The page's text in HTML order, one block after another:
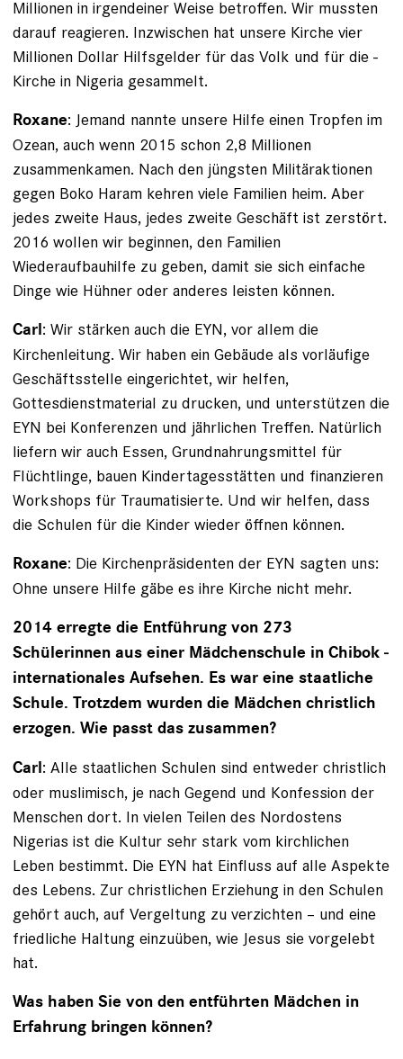
Millionen in irgend­einer Weise betroffen. Wir mussten
darauf reagieren. Inzwischen hat unsere Kirche vier
Millionen Dollar Hilfsgelder für das Volk und für die ­
Kirche in Nigeria gesammelt.
Roxane: Jemand nannte unsere Hilfe einen Tropfen im
Ozean, auch wenn 2015 schon 2,8 Millionen
zusammenkamen. Nach den jüngsten Militäraktionen
gegen Boko Haram kehren viele Familien heim. Aber
jedes zweite Haus, ­jedes zweite Geschäft ist zerstört.
2016 wollen wir beginnen, den Familien
Wiederaufbauhilfe zu geben, damit sie sich einfache
Dinge wie Hühner oder anderes leisten können.
Carl: Wir stärken auch die EYN, vor allem die
Kirchenleitung. Wir haben ein Gebäude als vorläufige
Geschäftsstelle eingerichtet, wir helfen,
Gottesdienstmaterial zu drucken, und unter­stützen die
EYN bei Konferenzen und jährlichen Treffen. Natürlich
liefern wir auch Essen, Grundnahrungsmittel für
Flüchtlinge, bauen Kinder­tagesstätten und finanzieren
Workshops für Traumatisierte. Und wir helfen, dass
die Schulen für die Kinder wieder öffnen können.
Roxane: Die Kirchenpräsidenten der EYN sagten uns:
Ohne unsere Hilfe gäbe es ihre Kirche nicht mehr.
2014 erregte die Entführung von 273
Schülerinnen aus einer Mädchenschule in Chibok ­
internationales Aufsehen. Es war eine staatliche
Schule. Trotzdem wurden die Mädchen christlich
erzogen. Wie passt das zusammen?
Carl: Alle staatlichen Schulen sind entweder christlich
oder muslimisch, je nach Gegend und Konfession der
Menschen dort. In vielen Teilen des Nordostens
Nigerias ist die Kultur sehr stark vom kirchlichen
Leben bestimmt. Die EYN hat Einfluss auf alle Aspekte
des Lebens. Zur christlichen Erziehung in den Schulen
gehört auch, auf Vergeltung zu verzichten – und eine
friedliche Haltung einzuüben, wie Jesus sie vorgelebt
hat.
Was haben Sie von den entführten Mädchen in
Erfahrung bringen können?